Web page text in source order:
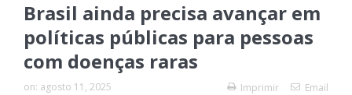
Brasil ainda precisa avançar em
políticas públicas para pessoas
com doenças raras
on: agosto 11, 2025 Imprimir Email